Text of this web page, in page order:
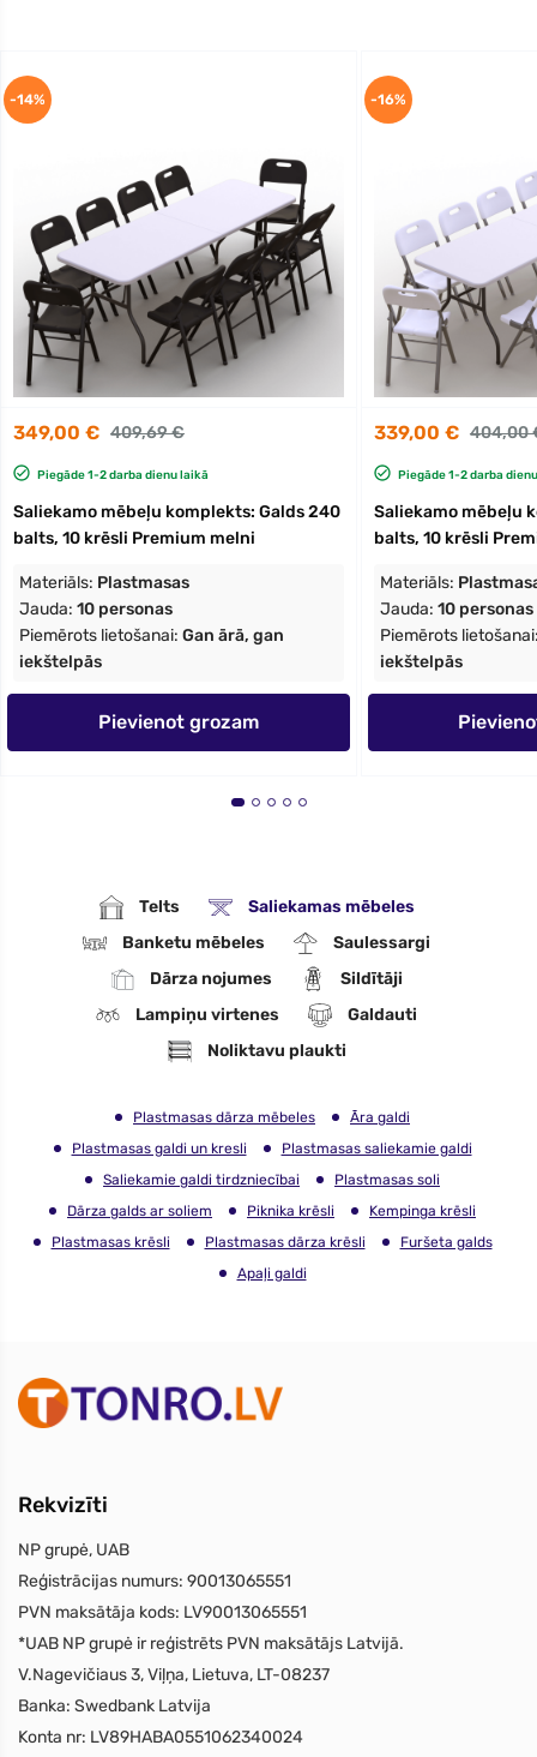
349,00 € 409,69 €
Piegāde 1-2 darba dienu laikā
Saliekamo mēbeļu komplekts: Galds 240
balts, 10 krēsli Premium melni
Materiāls: Plastmasas
Jauda: 10 personas
Piemērots lietošanai: Gan ārā, gan
iekštelpās
Pievienot grozam
-14%
339,00 € 404,00
Piegāde 1-2 darba
Saliekamo mēbeļu
balts, 10 krēsli
Materiāls:
Jauda: 10 personas
Piemērots
iekštelpās
-16%
Telts
Saliekamas mēbeles
Banketu mēbeles
Saulessargi
Dārza nojumes
Sildītāji
Lampiņu virtenes
Galdauti
Noliktavu plaukti
Plastmasas dārza mēbeles
Āra galdi
Plastmasas galdi un kresli
Plastmasas saliekamie galdi
Saliekamie galdi tirdzniecībai
Plastmasas soli
Dārza galds ar soliem
Piknika krēsli
Kempinga krēsli
Plastmasas krēsli
Plastmasas dārza krēsli
Furšeta galds
Apaļi galdi
Rekvizīti
NP grupė, UAB
Reģistrācijas numurs: 90013065551
PVN maksātāja kods: LV90013065551
*UAB NP grupė ir reģistrēts PVN maksātājs Latvijā.
V.Nagevičiaus 3, Viļņa, Lietuva, LT-08237
Banka: Swedbank Latvija
Konta nr: LV89HABA0551062340024